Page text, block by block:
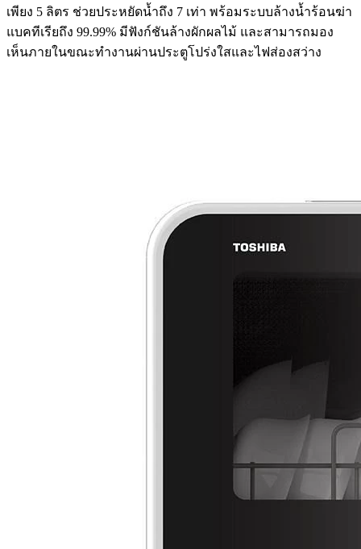
เพียง 5 ลิตร ช่วยประหยัดน้ำถึง 7 เท่า พร้อมระบบล้างน้ำร้อนฆ่า
แบคทีเรียถึง 99.99% มีฟังก์ชันล้างผักผลไม้ และสามารถมอง
เห็นภายในขณะทำงานผ่านประตูโปร่งใสและไฟส่องสว่าง